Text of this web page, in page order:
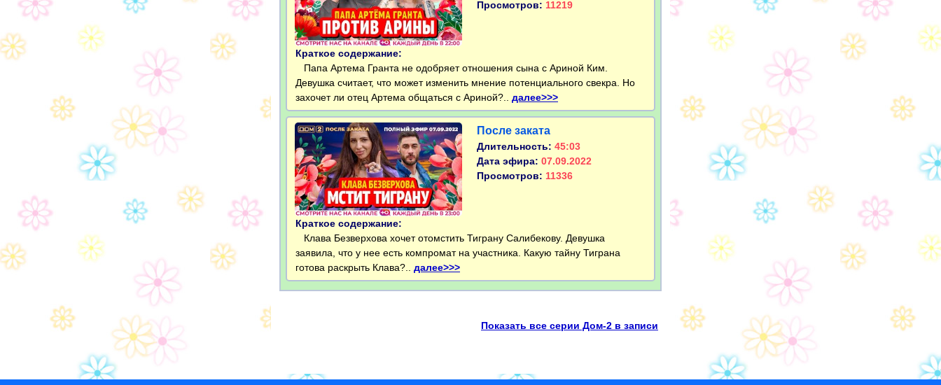
Просмотров: 11219
Краткое содержание:
Папа Артема Гранта не одобряет отношения сына с Ариной Ким.
Девушка считает, что может изменить мнение потенциального свекра. Но
захочет ли отец Артема общаться с Ариной?.. далее>>>
После заката
Длительность: 45:03
Дата эфира: 07.09.2022
Просмотров: 11336
Краткое содержание:
Клава Безверхова хочет отомстить Тиграну Салибекову. Девушка
заявила, что у нее есть компромат на участника. Какую тайну Тиграна
готова раскрыть Клава?.. далее>>>
Показать все серии Дом-2 в записи